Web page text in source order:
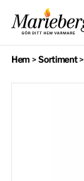
innehåll
Hem >Sortiment>